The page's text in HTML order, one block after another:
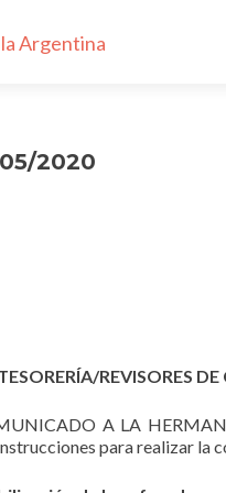
2020
REVISORES
A LA
para realizar la